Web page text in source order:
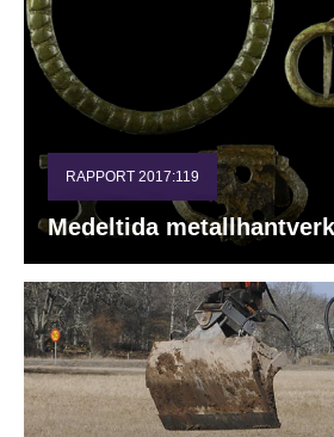
RAPPORT 2017:119
Medeltida